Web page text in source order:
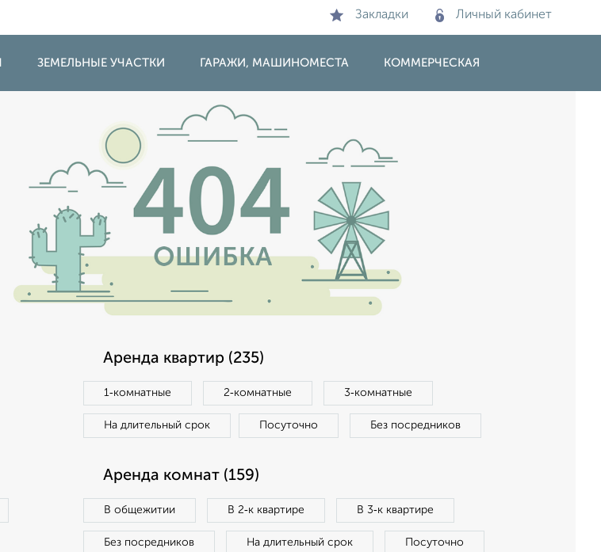
Закладки Личный кабинет
ЗЕМЕЛЬНЫЕ УЧАСТКИ ГАРАЖИ, МАШИНОМЕСТА КОММЕРЧЕСКАЯ
Аренда квартир (235)
1‑комнатные 2‑комнатные 3‑комнатные
На длительный срок Посуточно Без посредников
Аренда комнат (159)
В общежитии В 2‑к квартире В 3‑к квартире
Без посредников На длительный срок Посуточно